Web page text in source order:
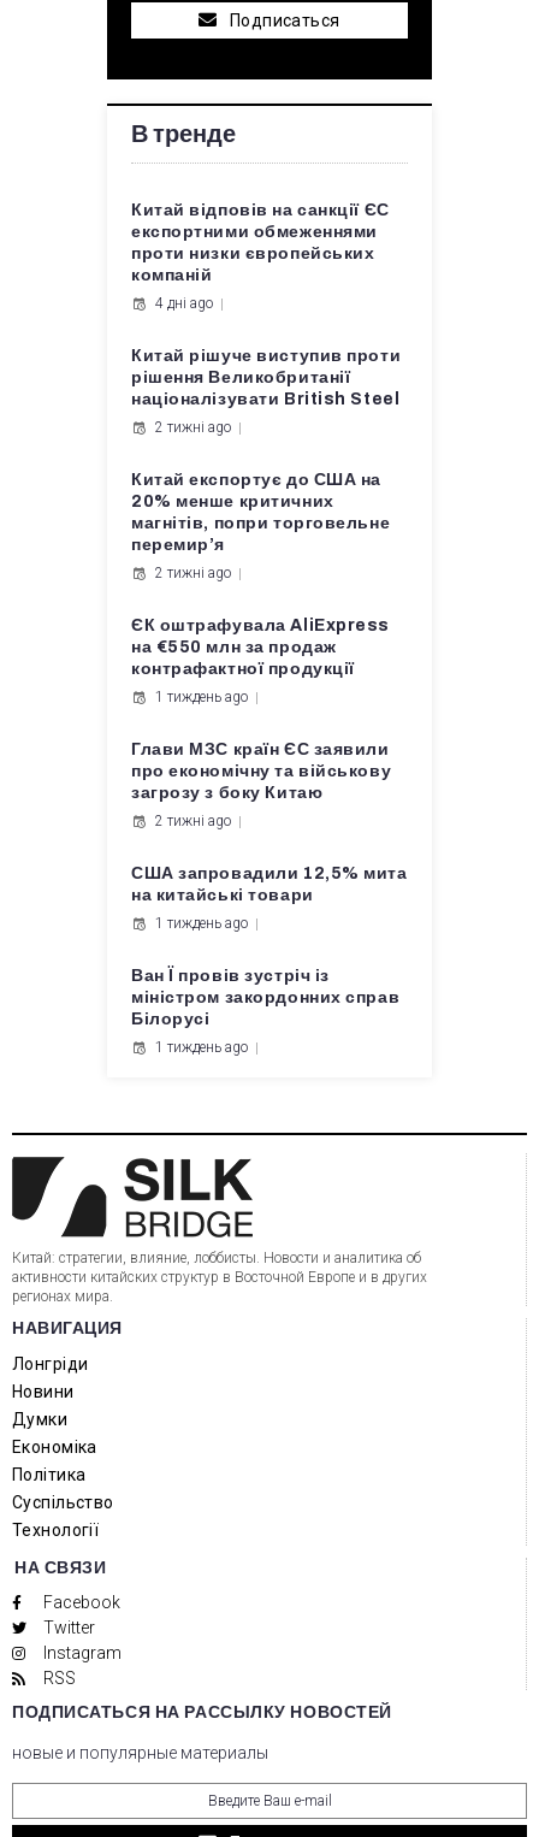
Подписаться
В тренде
Китай відповів на санкції ЄС
експортними обмеженнями
проти низки європейських
компаній
4 дні ago
Китай рішуче виступив проти
рішення Великобританії
націоналізувати British Steel
2 тижні ago
Китай експортує до США на
20% менше критичних
магнітів, попри торговельне
перемир’я
2 тижні ago
ЄК оштрафувала AliExpress
на €550 млн за продаж
контрафактної продукції
1 тиждень ago
Глави МЗС країн ЄС заявили
про економічну та військову
загрозу з боку Китаю
2 тижні ago
США запровадили 12,5% мита
на китайські товари
1 тиждень ago
Ван Ї провів зустріч із
міністром закордонних справ
Білорусі
1 тиждень ago
Китай: стратегии, влияние, лоббисты. Новости и аналитика об
активности китайских структур в Восточной Европе и в других
регионах мира.
НАВИГАЦИЯ
Лонгріди
Новини
Думки
Економіка
Політика
Суспільство
Технології
НА СВЯЗИ
Facebook
Twitter
Instagram
RSS
ПОДПИСАТЬСЯ НА РАССЫЛКУ НОВОСТЕЙ
новые и популярные материалы